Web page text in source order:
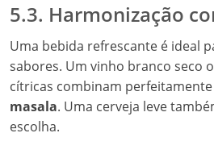
5.3. Harmonização
Uma bebida refrescante é ideal
sabores. Um vinho branco seco
cítricas combinam
masala. Uma cerveja leve
escolha.